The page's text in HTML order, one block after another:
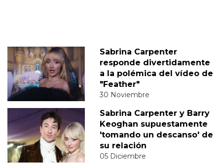
Sabrina Carpenter
responde divertidamente
a la polémica del vídeo de
"Feather"
30 Noviembre
Sabrina Carpenter y Barry
Keoghan supuestamente
'tomando un descanso' de
su relación
05 Diciembre